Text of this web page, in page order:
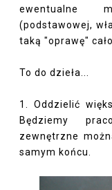
ewentualne
(podstawowej,
taką "oprawę"
To do dzieła...
1. Oddzielić
Będziemy
zewnętrzne
samym końcu.